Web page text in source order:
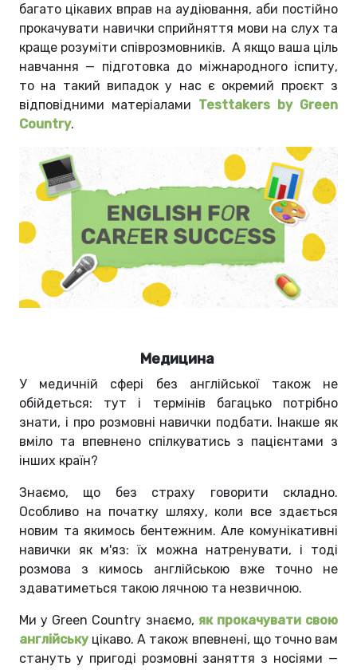
багато цікавих вправ на аудіювання, аби постійно
прокачувати навички сприйняття мови на слух та
краще розуміти співрозмовників. А якщо ваша ціль
навчання — підготовка до міжнародного іспиту,
то на такий випадок у нас є окремий проєкт з
відповідними матеріалами Testtakers by Green
Country.
Медицина
У медичній сфері без англійської також не
обійдеться: тут і термінів багацько потрібно
знати, і про розмовні навички подбати. Інакше як
вміло та впевнено спілкуватись з пацієнтами з
інших країн?
Знаємо, що без страху говорити складно.
Особливо на початку шляху, коли все здається
новим та якимось бентежним. Але комунікативні
навички як м'яз: їх можна натренувати, і тоді
розмова з кимось англійською вже точно не
здаватиметься такою лячною та незвичною.
Ми у Green Country знаємо, як прокачувати свою
англійську цікаво. А також впевнені, що точно вам
стануть у пригоді розмовні заняття з носіями —